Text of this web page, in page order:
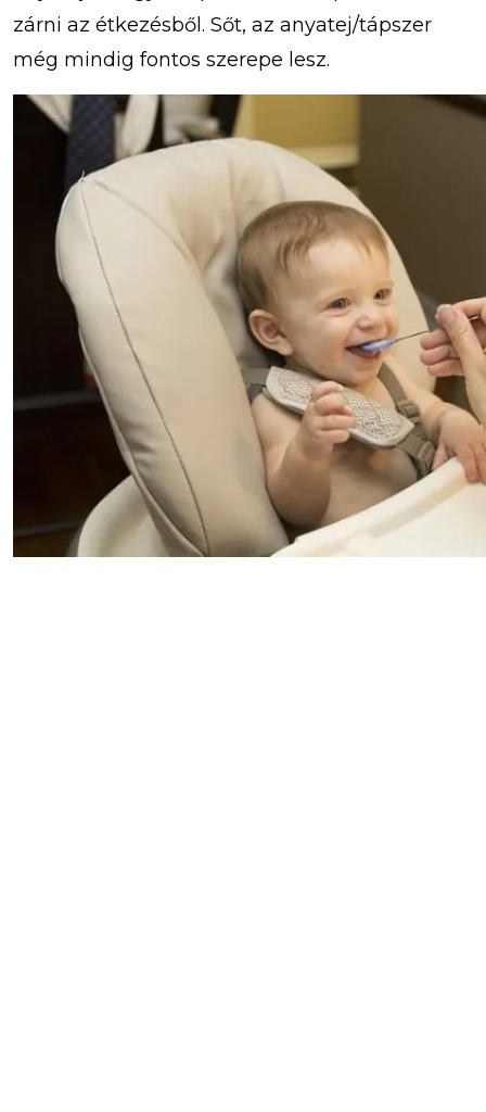
zárni az étkezésből. Sőt, az anyatej/tápszer
még mindig fontos szerepe lesz.